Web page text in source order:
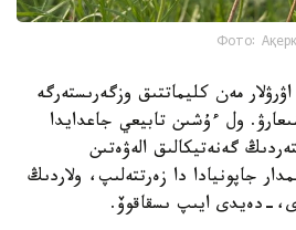
Фото:
مەن كليماتتىق وزگەرىستەرگە
ول ءۇشىن تابيعي جاعدايدا
گەنەتيكالىق الەۋەتىن
جاپونيادا دا زەرتتەلىپ، ولاردىڭ
دەيدى ايىپ ىسقاقوۆ.